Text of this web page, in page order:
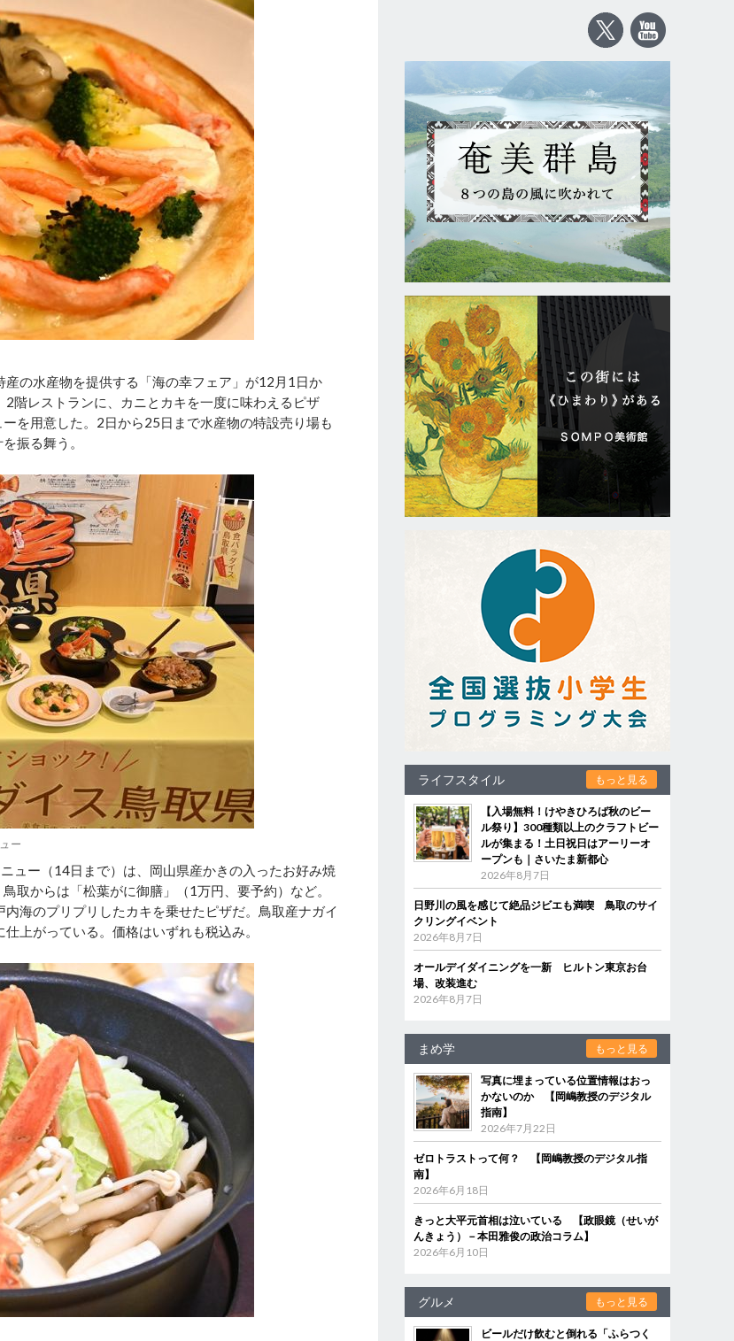
の水産物を提供する「海の幸フェア」が12月1日か
階レストランに、カニとカキを一度に味わえるピザ
を用意した。2日から25日まで水産物の特設売り場も
振る舞う。
ー
ュー（14日まで）は、岡山県産かきの入ったお好み焼
取からは「松葉がに御膳」（1万円、要予約）など。
海のプリプリしたカキを乗せたピザだ。鳥取産ナガイ
上がっている。価格はいずれも税込み。
ライフスタイル もっと見る
【入場無料！けやきひろば秋のビー
ル祭り】300種類以上のクラフトビー
ルが集まる！土日祝日はアーリーオ
ープンも｜さいたま新都心
2026年8月7日
日野川の風を感じて絶品ジビエも満喫 鳥取のサイ
クリングイベント
2026年8月7日
オールデイダイニングを一新 ヒルトン東京お台
場、改装進む
2026年8月7日
まめ学 もっと見る
写真に埋まっている位置情報はおっ
かないのか 【岡嶋教授のデジタル
指南】
2026年7月22日
ゼロトラストって何？ 【岡嶋教授のデジタル指
南】
2026年6月18日
きっと大平元首相は泣いている 【政眼鏡（せいが
んきょう）－本田雅俊の政治コラム】
2026年6月10日
グルメ もっと見る
ビールだけ飲むと倒れる「ふらつく